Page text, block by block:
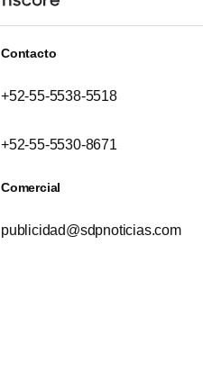
Contacto
+52-55-5538-5518
+52-55-5530-8671
Comercial
publicidad@sdpnoticias.com